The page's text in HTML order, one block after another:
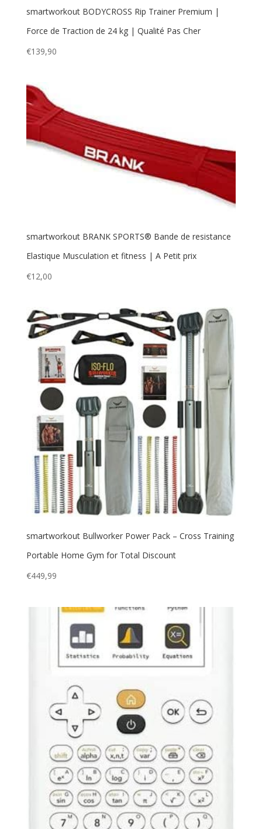
smartworkout BODYCROSS Rip Trainer Premium |
Force de Traction de 24 kg | Qualité Pas Cher
€139,90
smartworkout BRANK SPORTS® Bande de resistance
Elastique Musculation et fitness | A Petit prix
€12,00
smartworkout Bullworker Power Pack – Cross Training
Portable Home Gym for Total Discount
€449,99